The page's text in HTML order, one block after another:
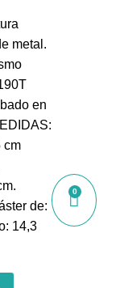
0
metal.
en
cm
de:
14,3